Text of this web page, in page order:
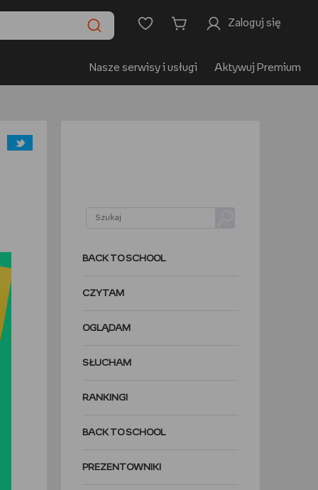
Zaloguj się
Nasze serwisy i usługi Aktywuj Premium
BACK TO SCHOOL
CZYTAM
OGLĄDAM
SŁUCHAM
RANKINGI
BACK TO SCHOOL
PREZENTOWNIKI